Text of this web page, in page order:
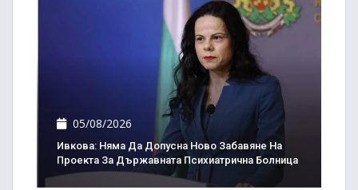
05/08/2026
Ивкова: Няма Да Допусна Ново Забавяне На
Проекта За Държавната Психиатрична Болница